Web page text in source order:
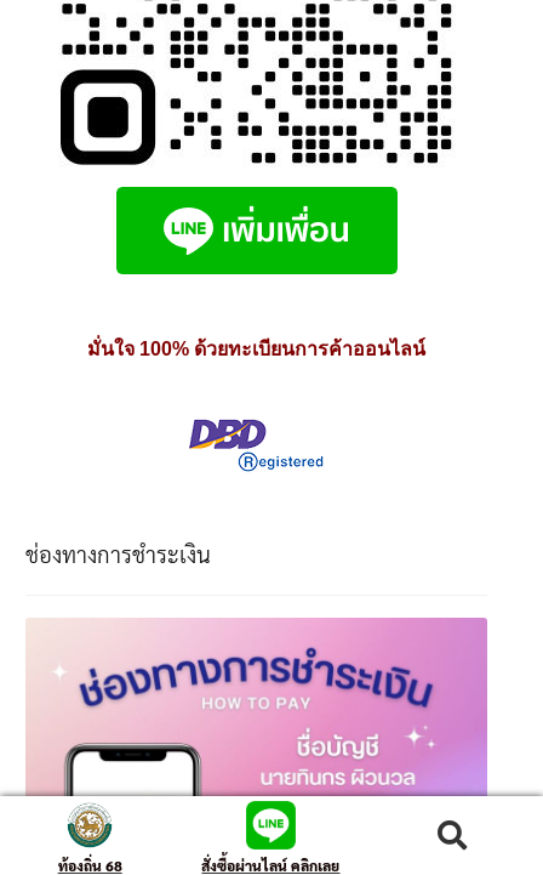
มั่นใจ 100% ด้วยทะเบียนการค้าออนไลน์
ช่องทางการชำระเงิน
ท้องถิ่น 68 สั่งซื้อผ่านไลน์ คลิกเลย